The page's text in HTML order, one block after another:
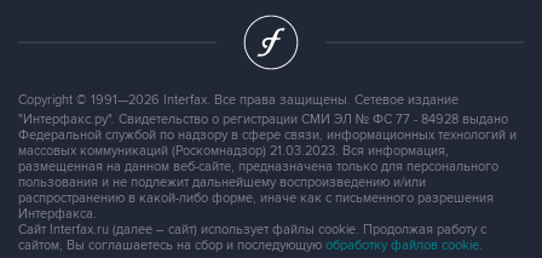
Copyright © 1991—2026 Interfax. Все права защищены. Сетевое издание
"Интерфакс.ру". Свидетельство о регистрации СМИ ЭЛ № ФС 77 - 84928 выдано
Федеральной службой по надзору в сфере связи, информационных технологий и
массовых коммуникаций (Роскомнадзор) 21.03.2023. Вся информация,
размещенная на данном веб-сайте, предназначена только для персонального
пользования и не подлежит дальнейшему воспроизведению и/или
распространению в какой-либо форме, иначе как с письменного разрешения
Интерфакса.
Сайт Interfax.ru (далее – сайт) использует файлы cookie. Продолжая работу с
сайтом, Вы соглашаетесь на сбор и последующую обработку файлов cookie.